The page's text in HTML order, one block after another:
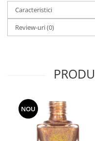
Caracteristici
Review-uri(0)
NOU